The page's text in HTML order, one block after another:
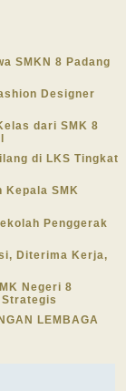
SMKN 8 Padang
Designer
dari SMK 8
di LKS Tingkat
Kepala SMK
Penggerak
Diterima Kerja,
Negeri 8
Strategis
LEMBAGA